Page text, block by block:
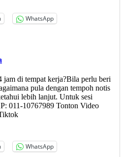
WhatsApp
jam di tempat kerja?Bila perlu beri
pula dengan tempoh notis
lebih lanjut. Untuk sesi
011-10767989 Tonton Video
WhatsApp